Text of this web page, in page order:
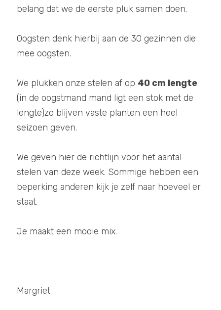
belang dat we de eerste pluk samen doen.
Oogsten denk hierbij aan de 30 gezinnen die
mee oogsten.
We plukken onze stelen af op 40 cm lengte
(in de oogstmand mand ligt een stok met de
lengte)zo blijven vaste planten een heel
seizoen geven.
We geven hier de richtlijn voor het aantal
stelen van deze week. Sommige hebben een
beperking anderen kijk je zelf naar hoeveel er
staat.
Je maakt een mooie mix.
Margriet